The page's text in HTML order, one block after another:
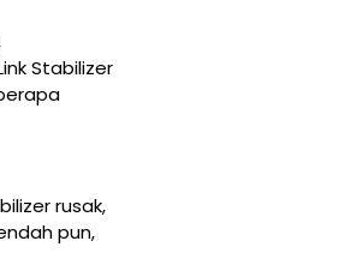
Stabilizer
rusak,
pun,